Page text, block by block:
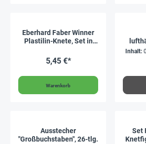
Eberhard Faber Winner
Plastilin-Knete, Set in
5,45 €*
Warenkorb
Inhalt:
Ausstecher
"Großbuchstaben", 26-tlg.
Set